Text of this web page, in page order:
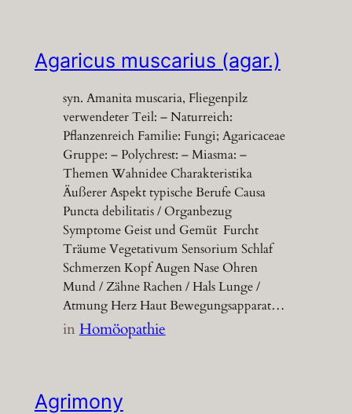
Agaricus muscarius (agar.)
syn. Amanita muscaria, Fliegenpilz
verwendeter Teil: – Naturreich:
Pflanzenreich Familie: Fungi; Agaricaceae
Gruppe: – Polychrest: – Miasma: –
Themen Wahnidee Charakteristika
Äußerer Aspekt typische Berufe Causa
Puncta debilitatis / Organbezug
Symptome Geist und Gemüt Furcht
Träume Vegetativum Sensorium Schlaf
Schmerzen Kopf Augen Nase Ohren
Mund / Zähne Rachen / Hals Lunge /
Atmung Herz Haut Bewegungsapparat…
inHomöopathie
Agrimony